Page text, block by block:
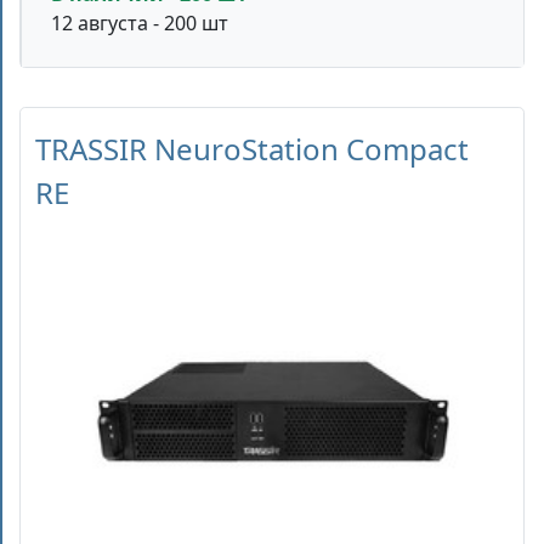
12 августа - 200 шт
TRASSIR NeuroStation Compact
RE